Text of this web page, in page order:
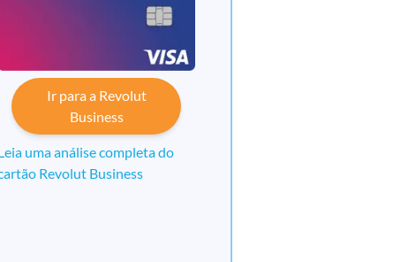
Ir para a Revolut
Business
uma análise completa do
Revolut Business